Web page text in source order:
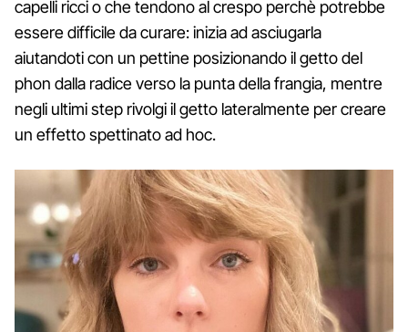
capelli ricci o che tendono al crespo perchè potrebbe
essere difficile da curare: inizia ad asciugarla
aiutandoti con un pettine posizionando il getto del
phon dalla radice verso la punta della frangia, mentre
negli ultimi step rivolgi il getto lateralmente per creare
un effetto spettinato ad hoc.